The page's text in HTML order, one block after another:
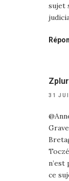
sujet
Zplur
31
ce